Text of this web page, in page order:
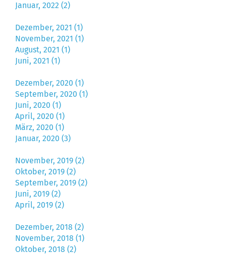
Januar, 2022 (2)
Dezember, 2021 (1)
November, 2021 (1)
August, 2021 (1)
Juni, 2021 (1)
Dezember, 2020 (1)
September, 2020 (1)
Juni, 2020 (1)
April, 2020 (1)
März, 2020 (1)
Januar, 2020 (3)
November, 2019 (2)
Oktober, 2019 (2)
September, 2019 (2)
Juni, 2019 (2)
April, 2019 (2)
Dezember, 2018 (2)
November, 2018 (1)
Oktober, 2018 (2)